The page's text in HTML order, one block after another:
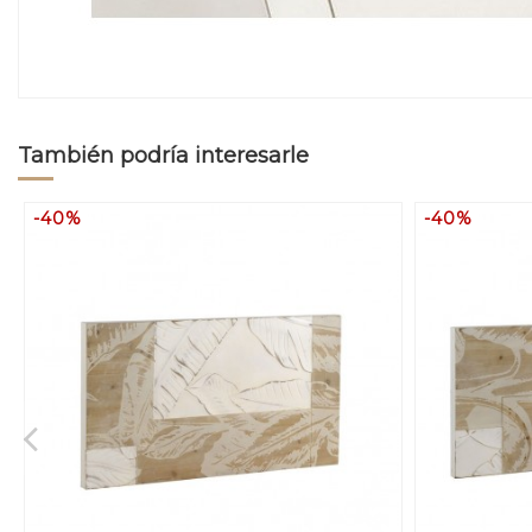
También podría interesarle
-40% -40%